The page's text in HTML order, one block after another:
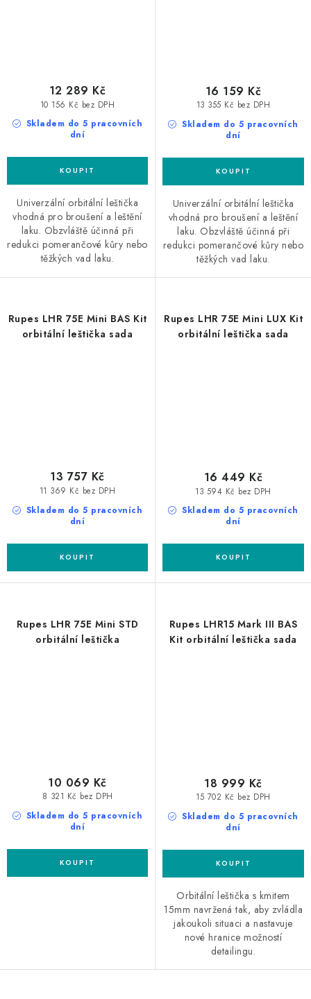
Skladem do 5 pracovních
dní
10 156 Kč bez DPH
12 289 Kč
Univerzální orbitální leštička
vhodná pro broušení a leštění
laku. Obzvláště účinná při
redukci pomerančové kůry nebo
těžkých vad laku.
Skladem do 5 pracovních
dní
13 355 Kč bez DPH
16 159 Kč
Univerzální orbitální leštička
vhodná pro broušení a leštění
laku. Obzvláště účinná při
redukci pomerančové kůry nebo
těžkých vad laku.
Rupes LHR 75E Mini BAS Kit
orbitální leštička sada
Skladem do 5 pracovních
dní
11 369 Kč bez DPH
13 757 Kč
Rupes LHR 75E Mini LUX Kit
orbitální leštička sada
Skladem do 5 pracovních
dní
13 594 Kč bez DPH
16 449 Kč
Rupes LHR 75E Mini STD
orbitální leštička
Skladem do 5 pracovních
dní
8 321 Kč bez DPH
10 069 Kč
Rupes LHR15 Mark III BAS
Kit orbitální leštička sada
Skladem do 5 pracovních
dní
15 702 Kč bez DPH
18 999 Kč
Orbitální leštička s kmitem
15mm navržená tak, aby zvládla
jakoukoli situaci a nastavuje
nové hranice možností
detailingu.